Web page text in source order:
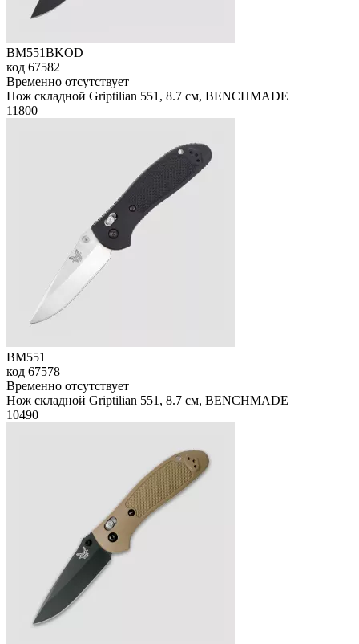
BM551BKOD
код 67582
Временно отсутствует
Нож складной Griptilian 551, 8.7 см, BENCHMADE
11800
BM551
код 67578
Временно отсутствует
Нож складной Griptilian 551, 8.7 см, BENCHMADE
10490